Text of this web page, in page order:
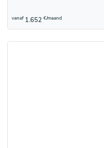
vanaf 1.652 €/maand